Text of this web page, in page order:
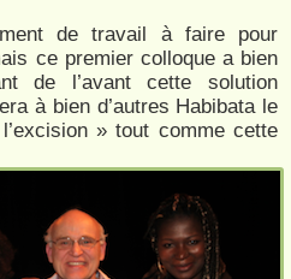
de travail à faire pour
ce premier colloque a bien
de l’avant cette solution
à bien d’autres Habibata le
» tout comme cette